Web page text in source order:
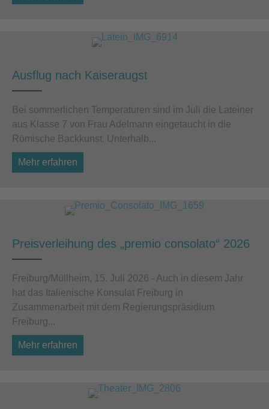
Ausflug nach Kaiseraugst
Bei sommerlichen Temperaturen sind im Juli die Lateiner
aus Klasse 7 von Frau Adelmann eingetaucht in die
Römische Backkunst. Unterhalb...
Mehr erfahren
Preisverleihung des „premio consolato“ 2026
Freiburg/Müllheim, 15. Juli 2026 - Auch in diesem Jahr
hat das Italienische Konsulat Freiburg in
Zusammenarbeit mit dem Regierungspräsidium
Freiburg...
Mehr erfahren